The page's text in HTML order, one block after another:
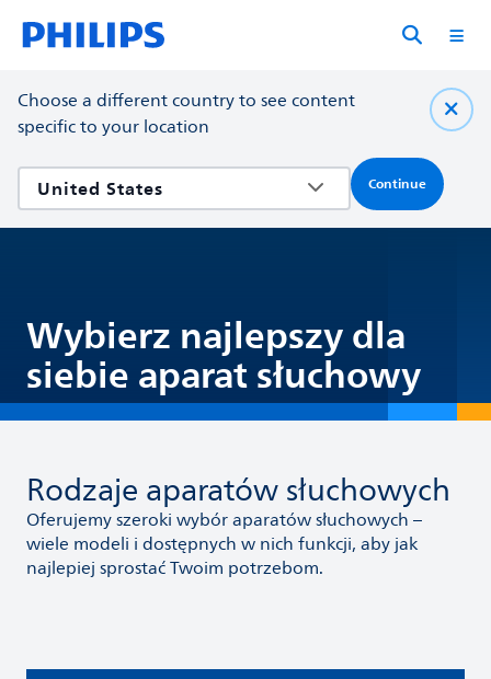
Choose a different country to see content
specific to your location
Continue
Wybierz najlepszy dla
siebie aparat słuchowy
Rodzaje aparatów słuchowych
Oferujemy szeroki wybór aparatów słuchowych –
wiele modeli i dostępnych w nich funkcji, aby jak
najlepiej sprostać Twoim potrzebom.